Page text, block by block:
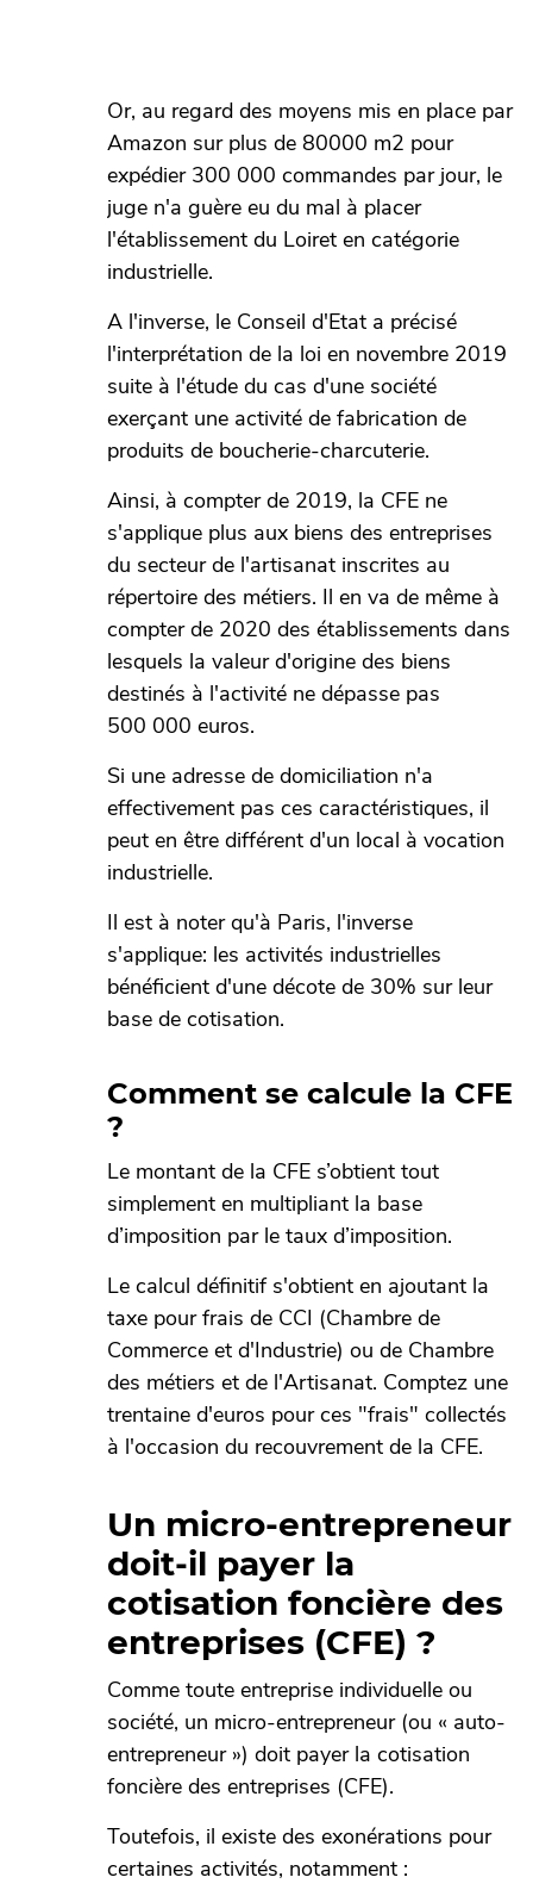
Or, au regard des moyens mis en place par
Amazon sur plus de 80000 m2 pour
expédier 300 000 commandes par jour, le
juge n'a guère eu du mal à placer
l'établissement du Loiret en catégorie
industrielle.
A l'inverse, le Conseil d'Etat a précisé
l'interprétation de la loi en novembre 2019
suite à l'étude du cas d'une société
exerçant une activité de fabrication de
produits de boucherie-charcuterie.
Ainsi, à compter de 2019, la CFE ne
s'applique plus aux biens des entreprises
du secteur de l'artisanat inscrites au
répertoire des métiers. Il en va de même à
compter de 2020 des établissements dans
lesquels la valeur d'origine des biens
destinés à l'activité ne dépasse pas
500 000 euros.
Si une adresse de domiciliation n'a
effectivement pas ces caractéristiques, il
peut en être différent d'un local à vocation
industrielle.
Il est à noter qu'à Paris, l'inverse
s'applique: les activités industrielles
bénéficient d'une décote de 30% sur leur
base de cotisation.
Comment se calcule la CFE
?
Le montant de la CFE s’obtient tout
simplement en multipliant la base
d’imposition par le taux d’imposition.
Le calcul définitif s'obtient en ajoutant la
taxe pour frais de CCI (Chambre de
Commerce et d'Industrie) ou de Chambre
des métiers et de l'Artisanat. Comptez une
trentaine d'euros pour ces "frais" collectés
à l'occasion du recouvrement de la CFE.
Un micro-entrepreneur
doit-il payer la
cotisation foncière des
entreprises (CFE) ?
Comme toute entreprise individuelle ou
société, un micro-entrepreneur (ou « auto-
entrepreneur ») doit payer la cotisation
foncière des entreprises (CFE).
Toutefois, il existe des exonérations pour
certaines activités, notamment :